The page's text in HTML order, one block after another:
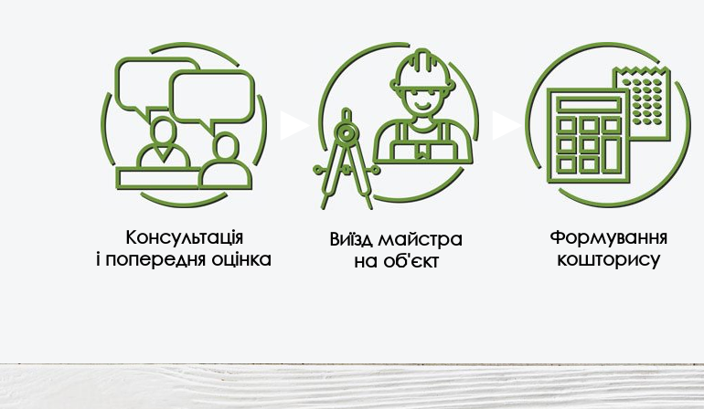
Консультація
і попередня оцінка
Виїзд майстра
на об'єкт
Формування
кошторису